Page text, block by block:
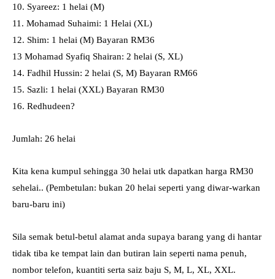
10. Syareez: 1 helai (M)
11. Mohamad Suhaimi: 1 Helai (XL)
12. Shim: 1 helai (M) Bayaran RM36
13 Mohamad Syafiq Shairan: 2 helai (S, XL)
14. Fadhil Hussin: 2 helai (S, M) Bayaran RM66
15. Sazli: 1 helai (XXL) Bayaran RM30
16. Redhudeen?
Jumlah: 26 helai
Kita kena kumpul sehingga 30 helai utk dapatkan harga RM30
sehelai.. (Pembetulan: bukan 20 helai seperti yang diwar-warkan
baru-baru ini)
Sila semak betul-betul alamat anda supaya barang yang di hantar
tidak tiba ke tempat lain dan butiran lain seperti nama penuh,
nombor telefon, kuantiti serta saiz baju S, M, L, XL, XXL.